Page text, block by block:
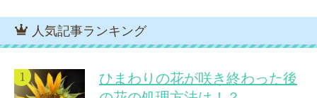
人気記事ランキング
ひまわりの花が咲き終わった後